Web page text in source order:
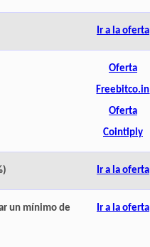
Ir a la oferta
Oferta
Freebitco.in
Oferta
Cointiply
Ir a la oferta
un mínimo de
Ir a la oferta